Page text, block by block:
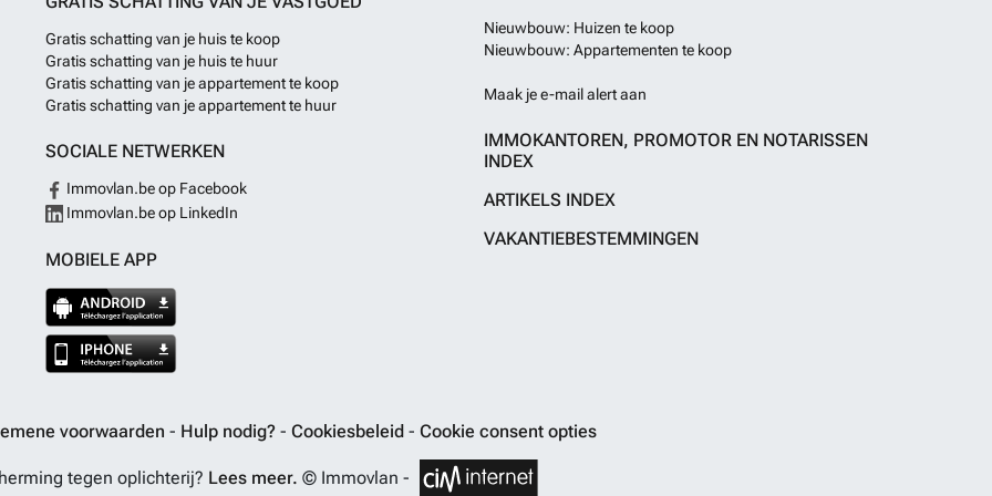
Gratis schatting van je huis te koop
Gratis schatting van je huis te huur
Gratis schatting van je appartement te koop
Gratis schatting van je appartement te huur
SOCIALE NETWERKEN
Immovlan.be op Facebook
Immovlan.be op LinkedIn
MOBIELE APP
Nieuwbouw: Huizen te koop
Nieuwbouw: Appartementen te koop
Maak je e-mail alert aan
IMMOKANTOREN, PROMOTOR EN NOTARISSEN
INDEX
ARTIKELS INDEX
VAKANTIEBESTEMMINGEN
voorwaarden - Hulp nodig? - Cookiesbeleid - Cookie consent opties
tegen oplichterij? Lees meer. © Immovlan -